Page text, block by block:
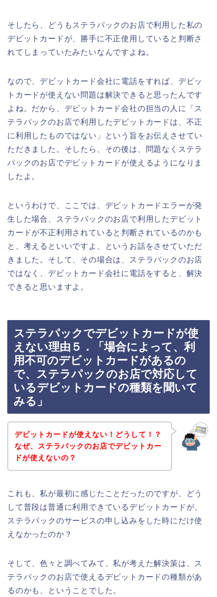
そしたら、どうもステラパックのお店で利用した私の
デビットカードが、勝手に不正使用していると判断さ
れてしまっていたみたいなんですよね。
なので、デビットカード会社に電話をすれば、デビッ
トカードが使えない問題は解決できると思ったんです
よね。だから、デビットカード会社の担当の人に「ス
テラパックのお店で利用したデビットカードは、不正
に利用したものではない」という旨をお伝えさせてい
ただきました。そしたら、その後は、問題なくステラ
パックのお店でデビットカードが使えるようになりま
したよ。
というわけで、ここでは、デビットカードエラーが発
生した場合、ステラパックのお店で利用したデビット
カードが不正利用されていると判断されているのかも
と、考えるといいですよ、というお話をさせていただ
きました。そして、その場合は、ステラパックのお店
ではなく、デビットカード会社に電話をすると、解決
できると思いますよ。
ステラパックでデビットカードが使
えない理由５．「場合によって、利
用不可のデビットカードがあるの
で、ステラパックのお店で対応して
いるデビットカードの種類を聞いて
みる」
デビットカードが使えない！どうして！？
なぜ、ステラパックのお店でデビットカー
ドが使えないの？
これも、私が最初に感じたことだったのですが、どう
して普段は普通に利用できているデビットカードが、
ステラパックのサービスの申し込みをした時にだけ使
えなかったのか？
そして、色々と調べてみて、私が考えた解決策は、ス
テラパックのお店で使えるデビットカードの種類があ
るのかも、ということでした。